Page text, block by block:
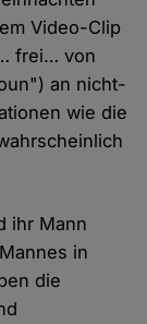
Video-Clip
frei… von
an nicht-
wie die
ihr Mann
in
die